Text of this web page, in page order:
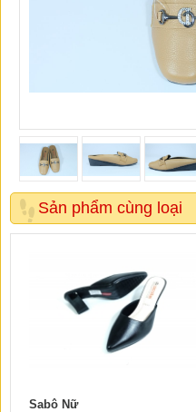
Sản phẩm cùng loại
Sabô Nữ